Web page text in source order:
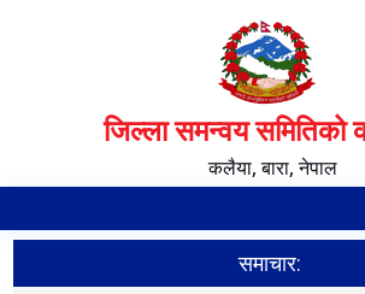
जिल्ला समन्वय समितिको
कलैया, बारा, नेपाल
समाचार: